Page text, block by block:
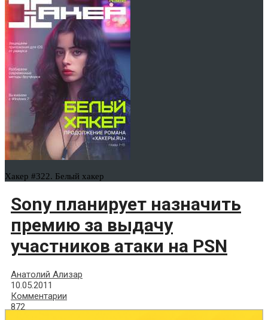
Хакер #322. Белый хакер
Sony планирует назначить
премию за выдачу
участников атаки на PSN
Анатолий Ализар
10.05.2011
Комментарии
872